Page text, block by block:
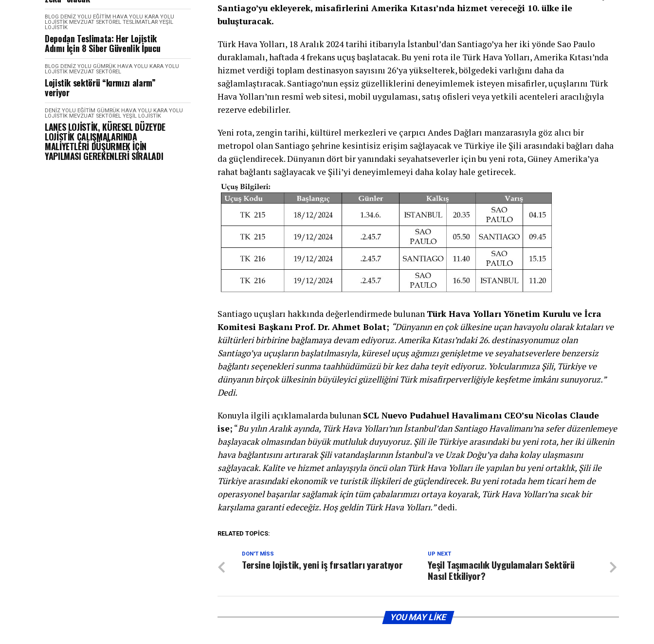
BLOG DENIZ YOLU EĞITIM HAVA YOLU KARA YOLU
LOJISTIK MEVZUAT SEKTÖREL TESLIMATLAR YEŞIL
LOJISTIK
Depodan Teslimata: Her Lojistik
Adımı İçin 8 Siber Güvenlik İpucu
BLOG DENIZ YOLU GÜMRÜK HAVA YOLU KARA YOLU
LOJISTIK MEVZUAT SEKTÖREL
Lojistik sektörü “kırmızı alarm”
veriyor
DENIZ YOLU EĞITIM GÜMRÜK HAVA YOLU KARA YOLU
LOJISTIK MEVZUAT SEKTÖREL YEŞIL LOJISTIK
LANES LOJİSTİK, KÜRESEL DÜZEYDE
LOJİSTİK ÇALIŞMALARINDA
MALİYETLERİ DÜŞÜRMEK İÇİN
YAPILMASI GEREKENLERİ SIRALADI
Santiago’yu ekleyerek, misafirlerini Amerika Kıtası’nda hizmet vereceği 10. ülke ile
buluşturacak.
Türk Hava Yolları, 18 Aralık 2024 tarihi itibarıyla İstanbul’dan Santiago’ya her iki yönde Sao Paulo
duraklamalı, haftada 4 frekans uçuş başlatacak. Bu yeni rota ile Türk Hava Yolları, Amerika Kıtası’nda
hizmet verdiği toplam destinasyon sayısını 26’ya yükselterek, bölgedeki varlığını daha da
sağlamlaştıracak. Santiago’nun eşsiz güzelliklerini deneyimlemek isteyen misafirler, uçuşlarını Türk
Hava Yolları’nın resmî web sitesi, mobil uygulaması, satış ofisleri veya yetkili acenteleri aracılığıyla
rezerve edebilirler.
Yeni rota, zengin tarihi, kültürel merkezleri ve çarpıcı Andes Dağları manzarasıyla göz alıcı bir
metropol olan Santiago şehrine kesintisiz erişim sağlayacak ve Türkiye ile Şili arasındaki bağları daha
da güçlendirecek. Dünyanın dört bir yanındaki seyahatseverler için bu yeni rota, Güney Amerika’ya
rahat bağlantı sağlayacak ve Şili’yi deneyimlemeyi daha kolay hale getirecek.
Santiago uçuşları hakkında değerlendirmede bulunan Türk Hava Yolları Yönetim Kurulu ve İcra
Komitesi Başkanı Prof. Dr. Ahmet Bolat; “Dünyanın en çok ülkesine uçan havayolu olarak kıtaları ve
kültürleri birbirine bağlamaya devam ediyoruz. Amerika Kıtası’ndaki 26. destinasyonumuz olan
Santiago’ya uçuşların başlatılmasıyla, küresel uçuş ağımızı genişletme ve seyahatseverlere benzersiz
bağlantı seçenekleri sunma taahhüdümüzü bir kez daha teyit ediyoruz. Yolcularımıza Şili, Türkiye ve
dünyanın birçok ülkesinin büyüleyici güzelliğini Türk misafirperverliğiyle keşfetme imkânı sunuyoruz.”
Dedi.
Konuyla ilgili açıklamalarda bulunan SCL Nuevo Pudahuel Havalimanı CEO’su Nicolas Claude
ise; “Bu yılın Aralık ayında, Türk Hava Yolları’nın İstanbul’dan Santiago Havalimanı’na sefer düzenlemeye
başlayacak olmasından büyük mutluluk duyuyoruz. Şili ile Türkiye arasındaki bu yeni rota, her iki ülkenin
hava bağlantısını artırarak Şili vatandaşlarının İstanbul’a ve Uzak Doğu’ya daha kolay ulaşmasını
sağlayacak. Kalite ve hizmet anlayışıyla öncü olan Türk Hava Yolları ile yapılan bu yeni ortaklık, Şili ile
Türkiye arasındaki ekonomik ve turistik ilişkileri de güçlendirecek. Bu yeni rotada hem ticari hem de
operasyonel başarılar sağlamak için tüm çabalarımızı ortaya koyarak, Türk Hava Yolları’na sıcak bir
karşılama garanti edeceğiz. Hoş geldin Türk Hava Yolları.”dedi.
RELATED TOPICS:
UP NEXT
Yeşil Taşımacılık Uygulamaları Sektörü
Nasıl Etkiliyor?
DON'T MISS
Tersine lojistik, yeni iş fırsatları yaratıyor
YOU MAY LIKE